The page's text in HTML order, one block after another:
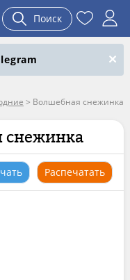
Поиск
> Волшебная снежинка
снежинка
Распечатать